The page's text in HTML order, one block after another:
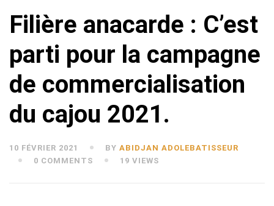
Filière anacarde : C’est
parti pour la campagne
de commercialisation
du cajou 2021.
10 FÉVRIER 2021 BY ABIDJAN ADOLEBATISSEUR
0 COMMENTS
19 VIEWS